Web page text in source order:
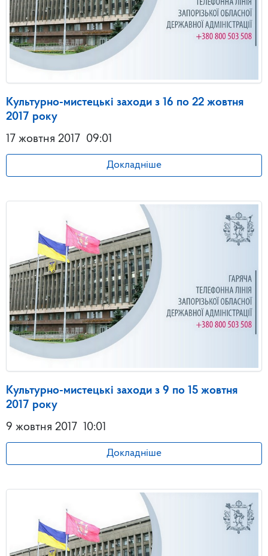
Культурно-мистецькі заходи з 16 по 22 жовтня
2017 року
17 жовтня 2017 09:01
Докладніше
Культурно-мистецькі заходи з 9 по 15 жовтня
2017 року
9 жовтня 2017 10:01
Докладніше